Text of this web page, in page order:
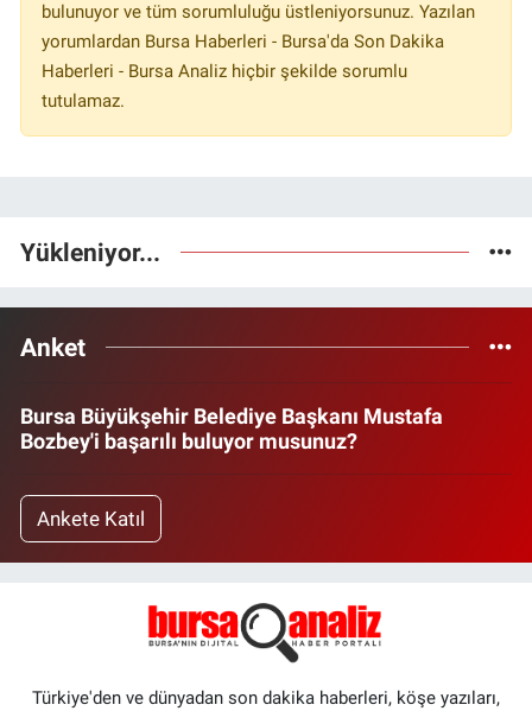
bulunuyor ve tüm sorumluluğu üstleniyorsunuz. Yazılan
yorumlardan Bursa Haberleri - Bursa'da Son Dakika
Haberleri - Bursa Analiz hiçbir şekilde sorumlu
tutulamaz.
Yükleniyor...
Anket
Bursa Büyükşehir Belediye Başkanı Mustafa
Bozbey'i başarılı buluyor musunuz?
Ankete Katıl
Türkiye'den ve dünyadan son dakika haberleri, köşe yazıları,